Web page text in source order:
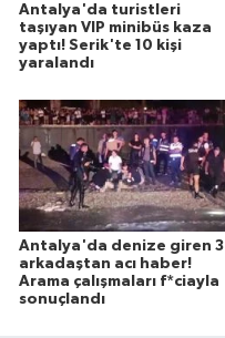
Antalya'da turistleri
taşıyan VIP minibüs kaza
yaptı! Serik'te 10 kişi
yaralandı
Antalya'da denize giren 3
arkadaştan acı haber!
Arama çalışmaları f*ciayla
sonuçlandı